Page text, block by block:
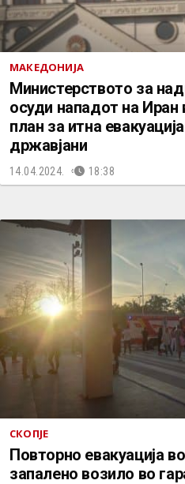
МАКЕДОНИЈА
Министерството за
осуди нападот на Иран
план за итна
државјани
14.04.2024. 18:38
СКОПЈЕ
Повторно евакуација
запалено возило во